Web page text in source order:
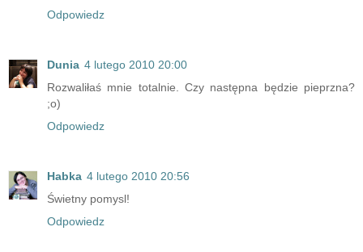
Odpowiedz
Dunia 4 lutego 2010 20:00
Rozwaliłaś mnie totalnie. Czy następna będzie pieprzna?
;o)
Odpowiedz
Habka 4 lutego 2010 20:56
Świetny pomysl!
Odpowiedz